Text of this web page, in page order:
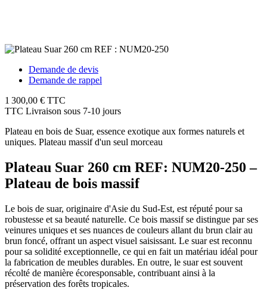
Demande de devis
Demande de rappel
1 300,00 € TTC
TTC Livraison sous 7-10 jours
Plateau en bois de Suar, essence exotique aux formes naturels et
uniques. Plateau massif d'un seul morceau
Plateau Suar 260 cm REF: NUM20-250 –
Plateau de bois massif
Le bois de suar, originaire d'Asie du Sud-Est, est réputé pour sa
robustesse et sa beauté naturelle. Ce bois massif se distingue par ses
veinures uniques et ses nuances de couleurs allant du brun clair au
brun foncé, offrant un aspect visuel saisissant. Le suar est reconnu
pour sa solidité exceptionnelle, ce qui en fait un matériau idéal pour
la fabrication de meubles durables. En outre, le suar est souvent
récolté de manière écoresponsable, contribuant ainsi à la
préservation des forêts tropicales.